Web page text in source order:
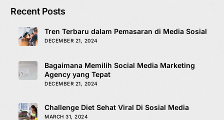
Recent Posts
Tren Terbaru dalam Pemasaran di Media Sosial
DECEMBER 21, 2024
Bagaimana Memilih Social Media Marketing
Agency yang Tepat
DECEMBER 21, 2024
Challenge Diet Sehat Viral Di Sosial Media
MARCH 31, 2024